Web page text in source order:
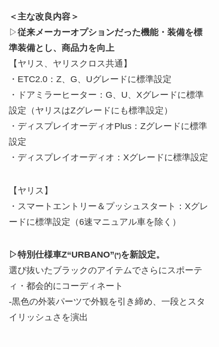
＜主な改良内容＞
▷従来メーカーオプションだった機能・装備を標
準装備とし、商品力を向上
【ヤリス、ヤリスクロス共通】
・ETC2.0：Z、G、Uグレードに標準設定
・ドアミラーヒーター：G、U、Xグレードに標準
設定（ヤリスはZグレードにも標準設定）
・ディスプレイオーディオPlus：Zグレードに標準
設定
・ディスプレイオーディオ：Xグレードに標準設定
【ヤリス】
・スマートエントリー＆プッシュスタート：Xグレ
ードに標準設定（6速マニュアル車を除く）
▷特別仕様車Z“URBANO”(*)を新設定。
選び抜いたブラックのアイテムでさらにスポーテ
ィ・都会的にコーディネート
-黒色の外装パーツで外観を引き締め、一段とスタ
イリッシュさを演出